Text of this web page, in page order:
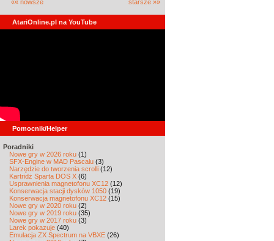
«« nowsze starsze »»
AtariOnline.pl na YouTube
Pomocnik/Helper
Poradniki
Nowe gry w 2026 roku (1)
SFX-Engine w MAD Pascalu (3)
Narzędzie do tworzenia scrolli (12)
Kartridż Sparta DOS X (6)
Usprawnienia magnetofonu XC12 (12)
Konserwacja stacji dysków 1050 (19)
Konserwacja magnetofonu XC12 (15)
Nowe gry w 2020 roku (2)
Nowe gry w 2019 roku (35)
Nowe gry w 2017 roku (3)
Larek pokazuje (40)
Emulacja ZX Spectrum na VBXE (26)